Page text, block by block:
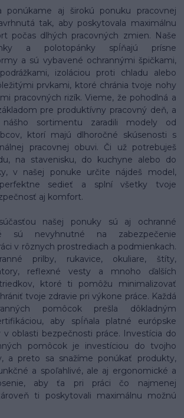
ponúkame aj širokú ponuku pracovnej
tak, aby poskytovala maximálnu
počas dlhých pracovných zmien. Naše
a polotopánky spĺňajú prísne
a sú vybavené ochrannými špičkami,
izoláciou proti chladu alebo
prvkami, ktoré chránia tvoje nohy
pracovných rizík. Vieme, že pohodlná a
pre produktívny pracovný deň, a
sortimentu zaradili modely od
ktorí majú dlhoročné skúsenosti s
pracovnej obuvi. Či už potrebuješ
na stavenisku, do kuchyne alebo do
v našej ponuke určite nájdeš model,
sedieť a splní všetky tvoje
aj komfort.
našej ponuky sú aj ochranné
sú nevyhnutné na zabezpečenie
v rôznych prostrediach a podmienkach.
prilby, rukavice, okuliare, štíty,
reflexné vesty a mnoho ďalších
ktoré ti pomôžu minimalizovať
tvoje zdravie pri výkone práce. Každá
pomôcok prešla dôkladným
aby spĺňala platné európske
oblasti bezpečnosti práce. Investícia do
pomôcok je investíciou do tvojho
a preto sa snažíme ponúkať produkty,
a spoľahlivé, ale aj ergonomické a
aby ťa pri práci čo najmenej
ti poskytovali maximálnu možnú